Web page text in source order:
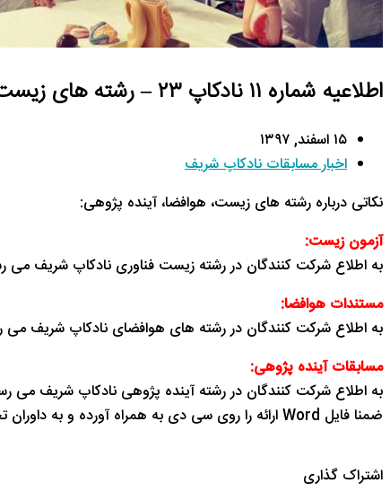
اطلاعیه شماره ۱۱ نادکاپ ۲۳ – رشته های زیست، هوافضا، آینده پژوهی
۱۵ اسفند, ۱۳۹۷
اخبار مسابقات نادکاپ شریف
نکاتی درباره رشته های زیست، هوافضا، آینده پژوهی:
آزمون زیست:
به اطلاع شرکت کنندگان در رشته زیست فناوری نادکاپ شریف می رساند همه تیم
مستندات هوافضا:
به اطلاع شرکت کنندگان در رشته های هوافضای نادکاپ شریف می
مسابقات آینده پژوهی:
به اطلاع شرکت کنندگان در رشته آینده پژوهی نادکاپ شریف می رساند همه تیم ها
ضمنا فایل Word ارائه را روی سی دی به همراه آورده و به داوران تحویل نمایند.
اشتراک گذاری